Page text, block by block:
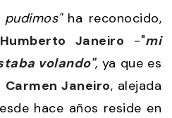
ha reconocido,
Humberto Janeiro -"mi
volando", ya que es
Carmen Janeiro, alejada
hace años reside en